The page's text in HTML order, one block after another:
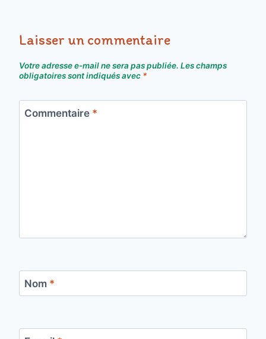
Laisser un commentaire
Votre adresse e-mail ne sera pas publiée. Les champs
obligatoires sont indiqués avec *
Commentaire *
Nom *